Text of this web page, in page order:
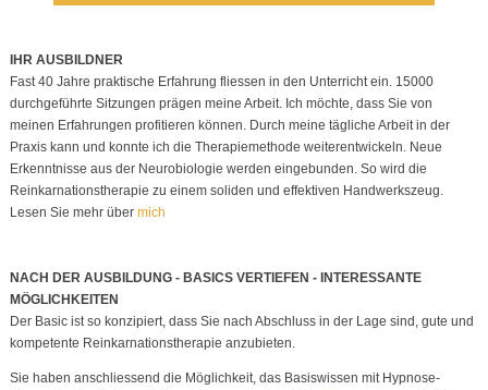
IHR AUSBILDNER
Fast 40 Jahre praktische Erfahrung fliessen in den Unterricht ein. 15000
durchgeführte Sitzungen prägen meine Arbeit. Ich möchte, dass Sie von
meinen Erfahrungen profitieren können. Durch meine tägliche Arbeit in der
Praxis kann und konnte ich die Therapiemethode weiterentwickeln. Neue
Erkenntnisse aus der Neurobiologie werden eingebunden. So wird die
Reinkarnationstherapie zu einem soliden und effektiven Handwerkszeug.
Lesen Sie mehr über mich
NACH DER AUSBILDUNG - BASICS VERTIEFEN - INTERESSANTE
MÖGLICHKEITEN
Der Basic ist so konzipiert, dass Sie nach Abschluss in der Lage sind, gute und
kompetente Reinkarnationstherapie anzubieten.
Sie haben anschliessend die Möglichkeit, das Basiswissen mit Hypnose-